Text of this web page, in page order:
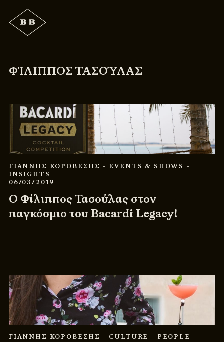
ΦΊΛΙΠΠΟΣ ΤΑΣΟΎΛΑΣ
ΓΙΑΝΝΗΣ ΚΟΡΟΒΕΣΗΣ - EVENTS & SHOWS -
INSIGHTS
06/03/2019
Ο Φίλιππος Τασούλας στον
παγκόσμιο του Bacardi Legacy!
ΓΙΑΝΝΗΣ ΚΟΡΟΒΕΣΗΣ - CULTURE - PEOPLE